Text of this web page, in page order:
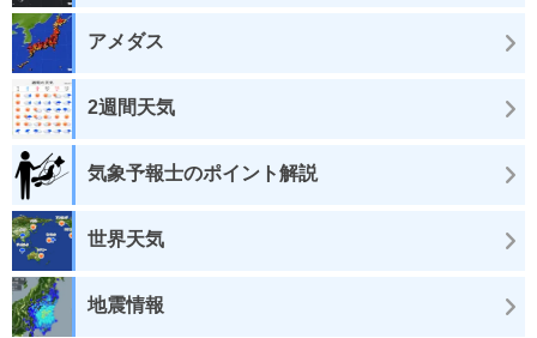
アメダス
2週間天気
気象予報士のポイント解説
世界天気
地震情報